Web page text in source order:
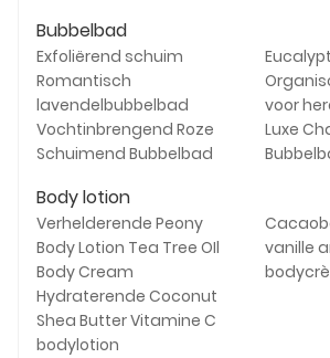
Bubbelbad
Exfoliërend schuim
Romantisch
lavendelbubbelbad
voor
Vochtinbrengend Roze
Schuimend Bubbelbad
Luxe
Body lotion
Verhelderende Peony
Body Lotion Tea Tree OIl
Body Cream
vanille
Hydraterende Coconut
Shea Butter Vitamine C
bodylotion